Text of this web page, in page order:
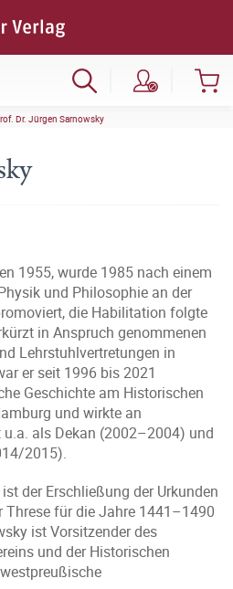
Dr. Jürgen Sarnowsky
1955, wurde 1985 nach einem
und Philosophie an der
die Habilitation folgte
in Anspruch genommenen
Lehrstuhlvertretungen in
er seit 1996 bis 2021
Geschichte am Historischen
und wirkte an
als Dekan (2002–2004) und
2015).
der Erschließung der Urkunden
Threse für die Jahre 1441–1490
ist Vorsitzender des
und der Historischen